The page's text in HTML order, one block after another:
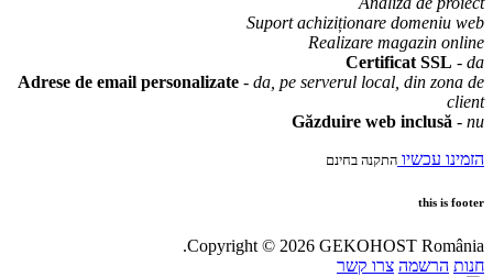
Suport achiziționare domeniu web
Realizare magazin online
Certificat SSL - da
Adrese de email personalizate - da, pe serverul local, din zona de
client
Găzduire web inclusă - nu
הזמינו עכשיו התקנה בחינם
this is footer
Copyright © 2026 GEKOHOST România.
חנות הרשמה צרו קשר